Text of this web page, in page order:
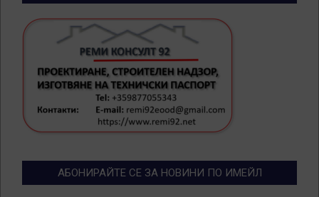
АБОНИРАЙТЕ СЕ ЗА НОВИНИ ПО ИМЕЙЛ